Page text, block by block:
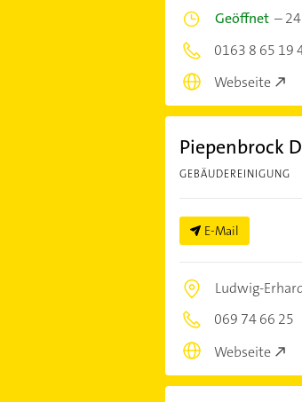
Geöffnet–
0163 8 65 19
Webseite
Piepenbrock
GEBÄUDEREINIGUNG
E-Mail
Ludwig-
069 74 66 25
Webseite